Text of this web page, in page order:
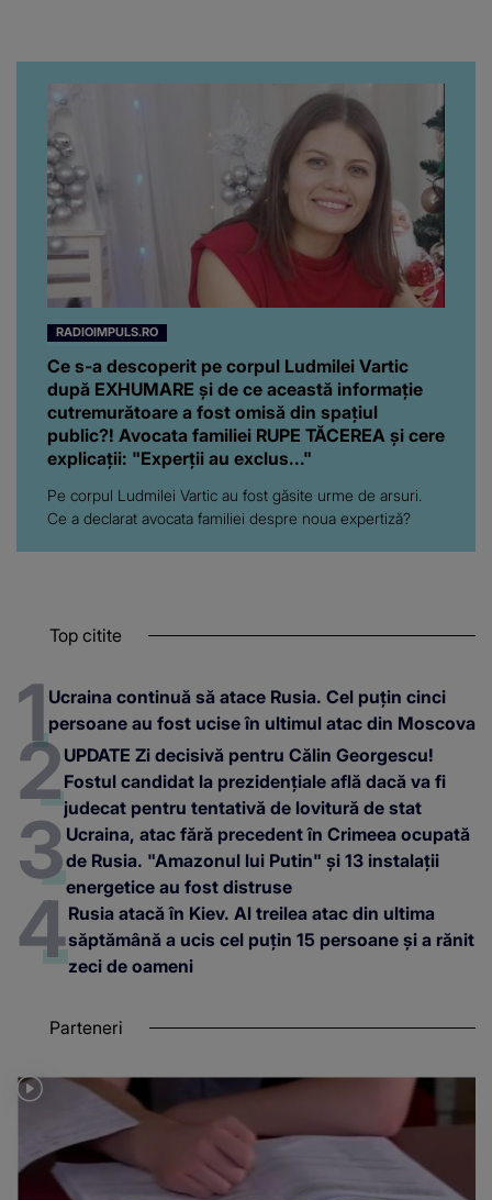
RADIOIMPULS.RO
Ce s-a descoperit pe corpul Ludmilei Vartic
după EXHUMARE și de ce această informație
cutremurătoare a fost omisă din spațiul
public?! Avocata familiei RUPE TĂCEREA și cere
explicații: "Experții au exclus..."
Pe corpul Ludmilei Vartic au fost găsite urme de arsuri.
Ce a declarat avocata familiei despre noua expertiză?
Top citite
Ucraina continuă să atace Rusia. Cel puțin cinci
persoane au fost ucise în ultimul atac din Moscova
UPDATE Zi decisivă pentru Călin Georgescu!
Fostul candidat la prezidențiale află dacă va fi
judecat pentru tentativă de lovitură de stat
Ucraina, atac fără precedent în Crimeea ocupată
de Rusia. "Amazonul lui Putin" și 13 instalații
energetice au fost distruse
Rusia atacă în Kiev. Al treilea atac din ultima
săptămână a ucis cel puțin 15 persoane și a rănit
zeci de oameni
Parteneri